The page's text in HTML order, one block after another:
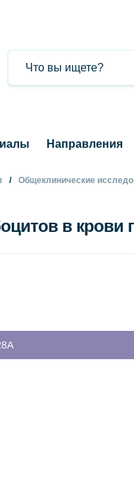
Направления
Общеклинические
в крови